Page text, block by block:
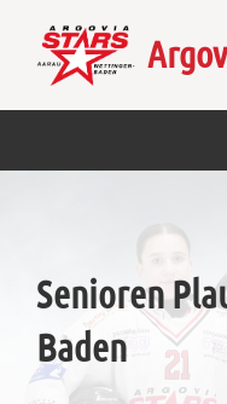
Senioren
Baden